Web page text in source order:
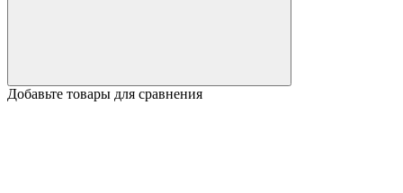
Добавьте товары для сравнения